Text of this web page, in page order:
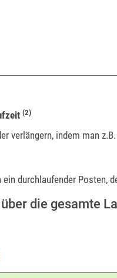
(2)
verlängern, indem man
durchlaufender Posten,
die gesamte